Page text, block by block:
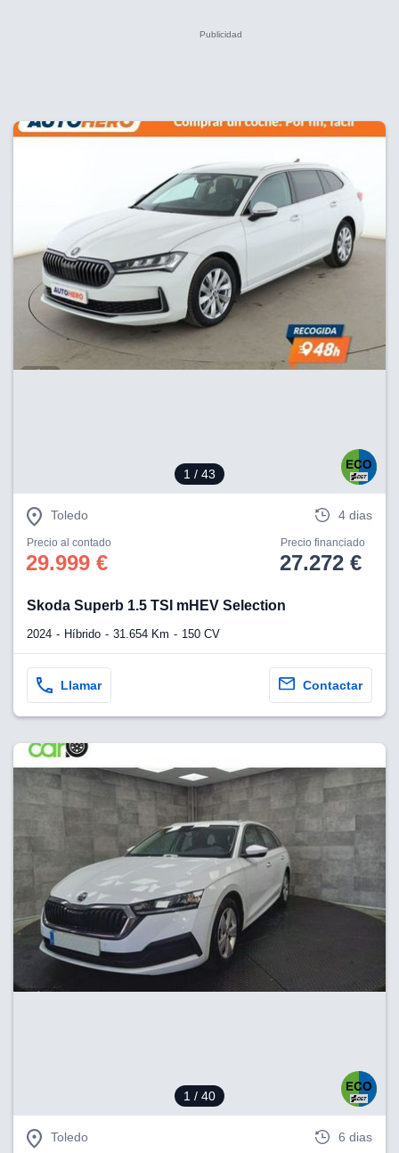
1 / 43
Toledo 4 dias
Precio al contado
29.999 €
Precio financiado
27.272 €
Skoda Superb 1.5 TSI mHEV Selection
2024 Híbrido 31.654 Km 150 CV
Llamar Contactar
1 / 40
Toledo 6 dias